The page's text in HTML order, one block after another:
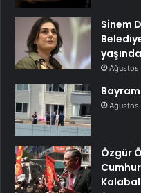
Sinem
Ağustos
Ağustos
Özgür